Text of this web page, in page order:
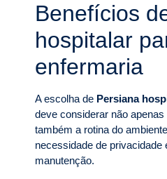
Benefícios
hospitalar
enfermaria
A escolha de Persiana
deve considerar não
também a rotina do
necessidade de privacidade
manutenção.